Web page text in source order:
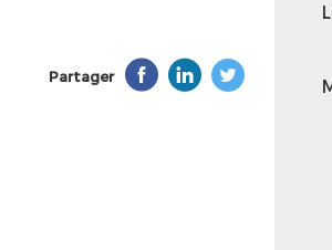
Partager